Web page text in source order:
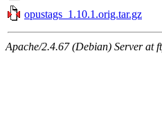
opustags_1.10.1.orig.tar.gz
Apache/2.4.67 (Debian) Server at